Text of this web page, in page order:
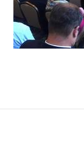
Dla mediów